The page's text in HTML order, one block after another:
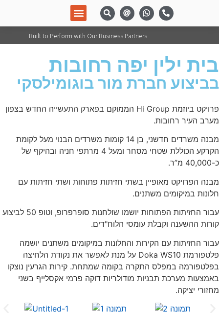
Built to Perform with Our Business Partners
בית ילין יפה רחובות
בביצוע חברת מור בוגומילסקי
פרויקט ביוזמת Hi Group הממוקם בפארק התעשייה החדש בצפון
מערב העיר רחובות.
מבנה משרדים חדשני, בן 14 קומות משרדים הבנוי מעל לקומת
הקרקע הכוללת שטחי מסחר ומעל 4 מרתפי חניה ובהיקף של
כ-40,000 מ”ר.
מבנה הפרויקט מאופיין בשתי חזיתות פתוחות ושתי חזיתות עם
חלונות במיקומים משתנים.
עבור החזיתות הפתוחות יושמו שולחנות סופרפרופ, וטופ 50 לביצוע
קורות ההשענה וקבלת עומסי הלוח"דים.
עבור החזיתות עם הקירות והחלונות במיקומים משתנים יושמה
פלטפורמת Doka WS10 על מנת לאפשר את נקודת הלחיצה
בפלטפורמה במפלס התקרה בקומה שמתחת. קירות הגרעין נוצקו
באמצעות מערכת תבניות מודולריות דוקה פרמי אקסלייף בשני
מחזורי יציקה.